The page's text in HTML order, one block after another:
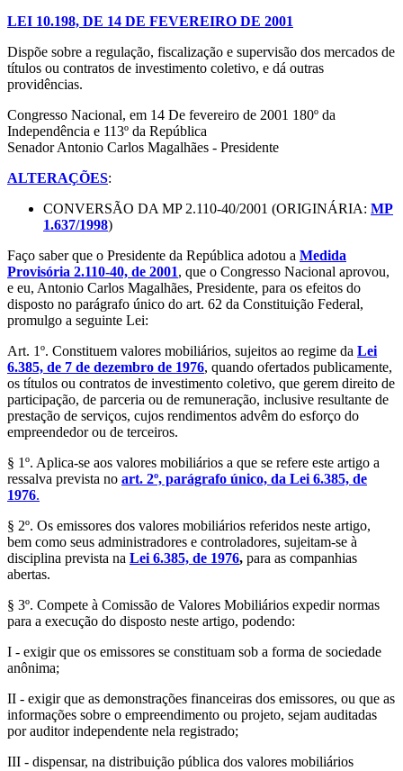
LEI 10.198, DE 14 DE FEVEREIRO DE 2001
Dispõe sobre a regulação, fiscalização e supervisão dos mercados de
títulos ou contratos de investimento coletivo, e dá outras
providências.
Congresso Nacional, em 14 De fevereiro de 2001 180º da
Independência e 113º da República
Senador Antonio Carlos Magalhães - Presidente
ALTERAÇÕES:
CONVERSÃO DA MP 2.110-40/2001 (ORIGINÁRIA: MP
1.637/1998)
Faço saber que o Presidente da República adotou a Medida
Provisória 2.110-40, de 2001, que o Congresso Nacional aprovou,
e eu, Antonio Carlos Magalhães, Presidente, para os efeitos do
disposto no parágrafo único do art. 62 da Constituição Federal,
promulgo a seguinte Lei:
Art. 1º. Constituem valores mobiliários, sujeitos ao regime da Lei
6.385, de 7 de dezembro de 1976, quando ofertados publicamente,
os títulos ou contratos de investimento coletivo, que gerem direito de
participação, de parceria ou de remuneração, inclusive resultante de
prestação de serviços, cujos rendimentos advêm do esforço do
empreendedor ou de terceiros.
§ 1º. Aplica-se aos valores mobiliários a que se refere este artigo a
ressalva prevista no art. 2º, parágrafo único, da Lei 6.385, de
1976.
§ 2º. Os emissores dos valores mobiliários referidos neste artigo,
bem como seus administradores e controladores, sujeitam-se à
disciplina prevista na Lei 6.385, de 1976, para as companhias
abertas.
§ 3º. Compete à Comissão de Valores Mobiliários expedir normas
para a execução do disposto neste artigo, podendo:
I - exigir que os emissores se constituam sob a forma de sociedade
anônima;
II - exigir que as demonstrações financeiras dos emissores, ou que as
informações sobre o empreendimento ou projeto, sejam auditadas
por auditor independente nela registrado;
III - dispensar, na distribuição pública dos valores mobiliários